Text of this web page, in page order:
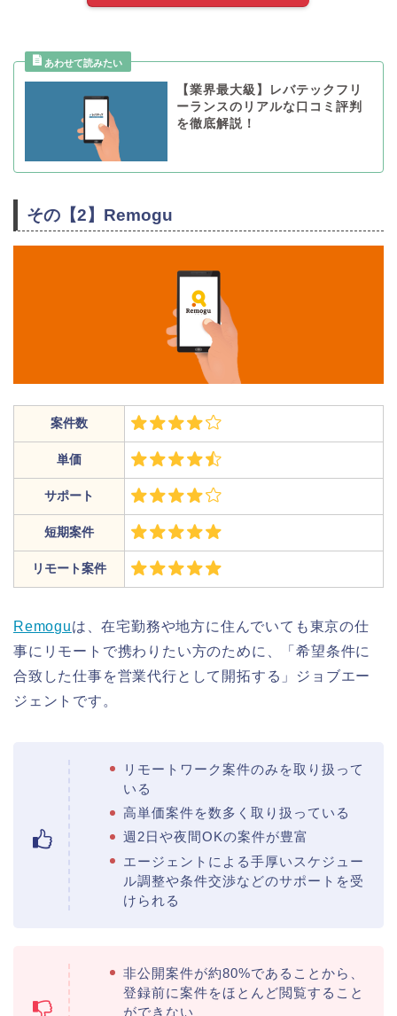
【業界最大級】レバテックフリ
ーランスのリアルな口コミ評判
を徹底解説！
その【2】Remogu
案件数
単価
サポート
短期案件
リモート案件
Remoguは、在宅勤務や地方に住んでいても東京の仕
事にリモートで携わりたい方のために、「希望条件に
合致した仕事を営業代行として開拓する」ジョブエー
ジェントです。
リモートワーク案件のみを取り扱って
いる
高単価案件を数多く取り扱っている
週2日や夜間OKの案件が豊富
エージェントによる手厚いスケジュー
ル調整や条件交渉などのサポートを受
けられる
非公開案件が約80%であることから、
登録前に案件をほとんど閲覧すること
ができない